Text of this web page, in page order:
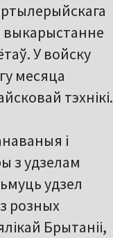
выкарыстанне
У войску
месяца
тэхнікі.
і
з удзелам
удзел
розных
Брытаніі,